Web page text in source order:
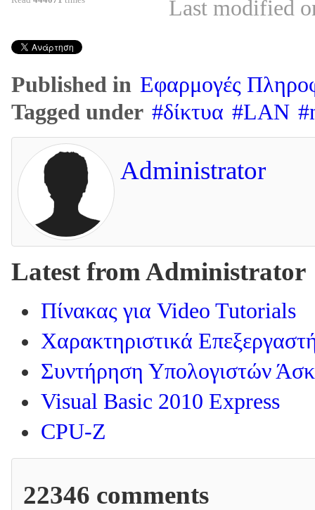
Last modified
Published in Εφαρμογές
Tagged under
δίκτυα LAN
Administrator
Latest from Administrator
Πίνακας για Video Tutorials
Χαρακτηριστικά
Συντήρηση Υπολογιστών
Visual Basic 2010 Express
CPU-Z
22346 comments